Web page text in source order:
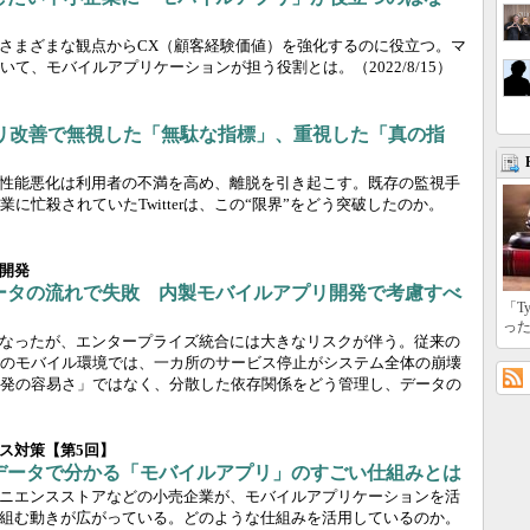
まざまな観点からCX（顧客経験価値）を強化するのに役立つ。マ
て、モバイルアプリケーションが担う役割とは。
（2022/8/15）
善で無視した「無駄な指標」、重視した「真の指
能悪化は利用者の不満を高め、離脱を引き起こす。既存の監視手
忙殺されていたTwitterは、この“限界”をどう突破したのか。
発
タの流れで失敗 内製モバイルアプリ開発で考慮すべ
ったが、エンタープライズ統合には大きなリスクが伴う。従来の
モバイル環境では、一カ所のサービス停止がシステム全体の崩壊
の容易さ」ではなく、分散した依存関係をどう管理し、データの
対策【第5回】
タで分かる「モバイルアプリ」のすごい仕組みとは
エンスストアなどの小売企業が、モバイルアプリケーションを活
む動きが広がっている。どのような仕組みを活用しているのか。
「
っ